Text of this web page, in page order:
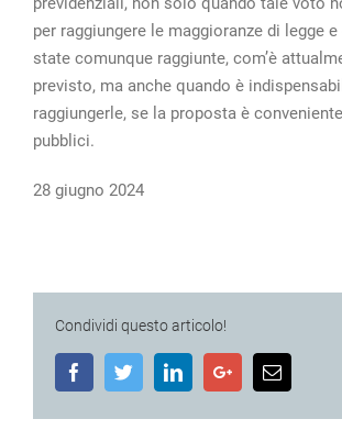
per raggiungere le maggioranze di legge
state comunque raggiunte, com’è
previsto, ma anche quando è
raggiungerle, se la proposta è
pubblici.
28 giugno 2024
Condividi questo articolo!
FacebookTwitterLinkedInGoogle+Email